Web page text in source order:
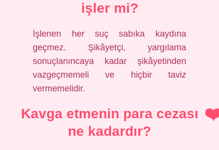
işler mi?
İşlenen her suç sabıka kaydına
geçmez. Şikâyetçi, yargılama
sonuçlanıncaya kadar şikâyetinden
vazgeçmemeli ve hiçbir taviz
vermemelidir.
Kavga etmenin para cezası
ne kadardır?